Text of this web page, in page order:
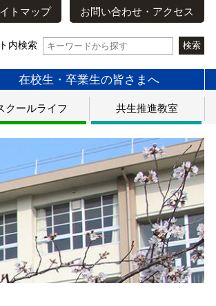
トマップ お問い合わせ・アクセス
内検索
在校生・卒業生の皆さまへ
クールライフ 共生推進教室